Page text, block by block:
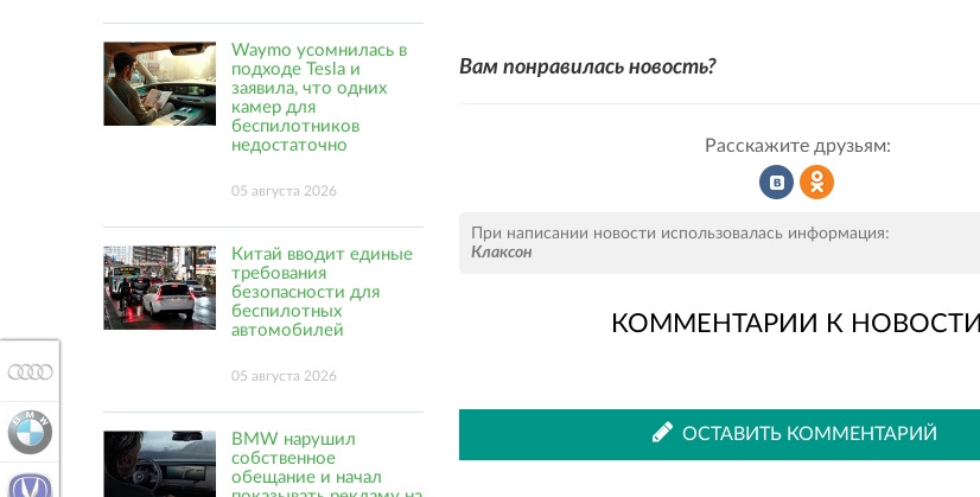
Вам понравилась новость?
Расскажите друзьям:
во
ВКонтакте
Одноклассниках
При написании новости использовалась информация:
Клаксон
КОММЕНТАРИИ К НОВОСТИ
ОСТАВИТЬ КОММЕНТАРИЙ
Waymo усомнилась в
подходе Tesla и
заявила, что одних
камер для
беспилотников
недостаточно
05 августа 2026
Китай вводит единые
требования
безопасности для
беспилотных
автомобилей
05 августа 2026
BMW нарушил
собственное
обещание и начал
BMW
CHANGAN